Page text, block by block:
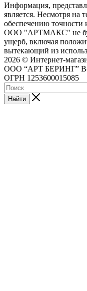
Информация,
является. Несмотря на
обеспечению точности
ООО "АРТМАКС" не
ущерб, включая
вытекающий из
2026 © Интернет-
ООО “АРТ БЕРИНГ”
ОГРН 1253600015085
Найти